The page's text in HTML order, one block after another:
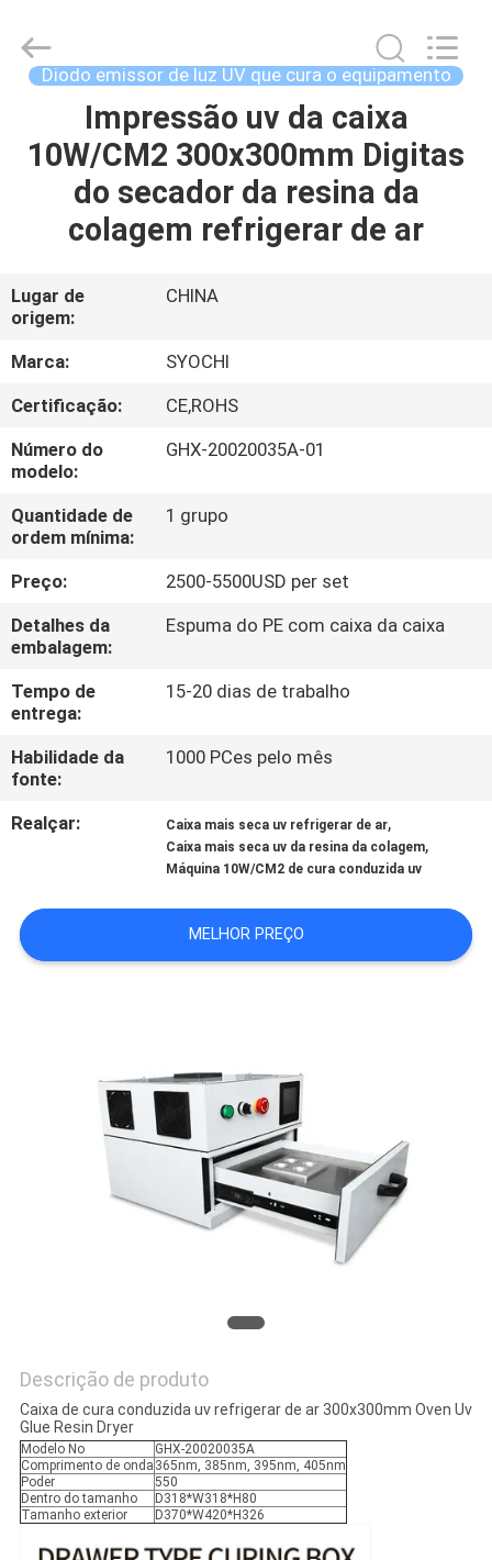
PRODUTOS
NÓS
EXCURSÃO
DA
FÁBRICA
CONTROLE
DA
QUALIDADE
CONTACTE-
NOS
NOTÍCIA
PEÇA
CITAÇÕES
MAPA
PRIVACY
Shenzhen
Syochi
Electronics
Reserved.
Diodo emissor de luz UV que cura o equipamento
Impressão uv da caixa
10W/CM2 300x300mm Digitas
do secador da resina da
colagem refrigerar de ar
Lugar de
origem:
CHINA
Marca:
SYOCHI
Certificação:
CE,ROHS
Número do
modelo:
GHX-20020035A-01
Quantidade de
ordem mínima:
1 grupo
Preço:
2500-5500USD per set
Detalhes da
embalagem:
Espuma do PE com caixa da caixa
Tempo de
entrega:
15-20 dias de trabalho
Habilidade da
fonte:
1000 PCes pelo mês
Realçar: Caixa mais seca uv refrigerar de ar,
Caixa mais seca uv da resina da colagem,
Máquina 10W/CM2 de cura conduzida uv
MELHOR PREÇO
Descrição de produto
Caixa de cura conduzida uv refrigerar de ar 300x300mm Oven Uv
Glue Resin Dryer
Modelo No
GHX-20020035A
Comprimento de onda 365nm, 385nm, 395nm, 405nm
Poder
550
Dentro do tamanho
D318*W318*H80
Tamanho exterior
D370*W420*H326